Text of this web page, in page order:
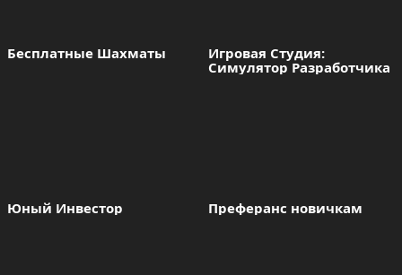
Бесплатные Шахматы
Игровая Студия:
Симулятор Разработчика
Юный Инвестор Преферанс новичкам